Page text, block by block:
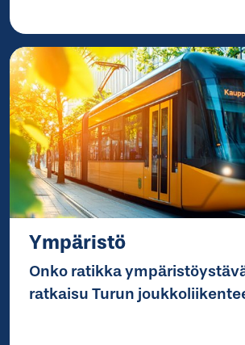
Ympäristö
Onko ratikka
ratkaisu Turun